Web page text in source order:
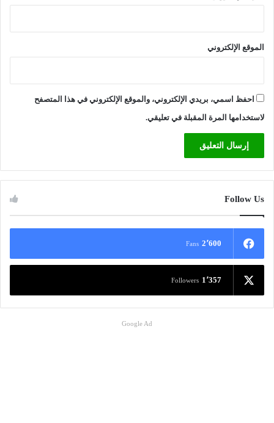
الموقع الإلكتروني
احفظ اسمي، بريدي الإلكتروني، والموقع الإلكتروني في هذا المتصفح
لاستخدامها المرة المقبلة في تعليقي.
Follow Us
2٬600 Fans
1٬357 Followers
Google Ad